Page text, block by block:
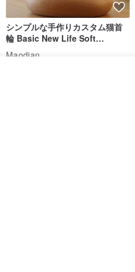
シンプルな手作りカスタム猫首
輪 Basic New Life Soft
Organic Cat Collar | Simple
Maodian